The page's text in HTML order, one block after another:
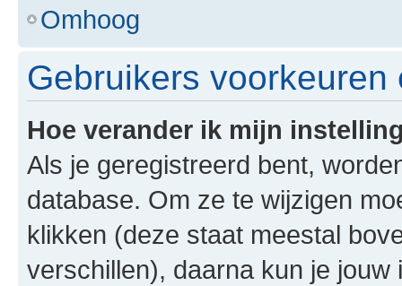
Omhoog
Gebruikers voorkeuren
Hoe verander ik mijn
Als je geregistreerd bent,
database. Om ze te wijzigen
klikken (deze staat meestal
verschillen), daarna kun je jouw